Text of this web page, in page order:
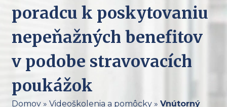
poradcu k poskytovaniu
nepeňažných benefitov
v podobe stravovacích
poukážok
Domov» Videoškolenia a pomôcky» Vnútorný